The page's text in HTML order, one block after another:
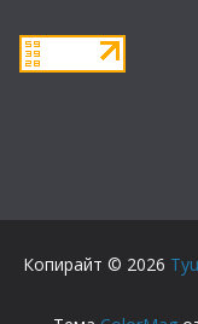
Копирайт © 2026